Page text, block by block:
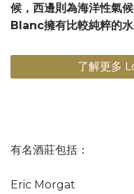
候，西邊則為海洋性氣
Blanc擁有比較純粹的水
了解更多
有名酒莊包括：
Eric Morgat